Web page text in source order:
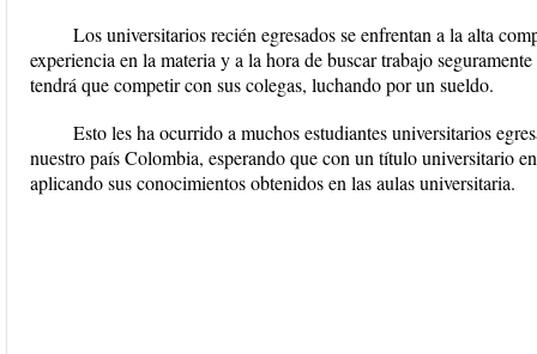
Los universitarios recién egresados se enfrentan a la alta
experiencia en la materia y a la hora de buscar trabajo
tendrá que competir con sus colegas, luchando por un sueldo.
Esto les ha ocurrido a muchos estudiantes universitarios
nuestro país Colombia, esperando que con un título universitario
aplicando sus conocimientos obtenidos en las aulas universitaria.